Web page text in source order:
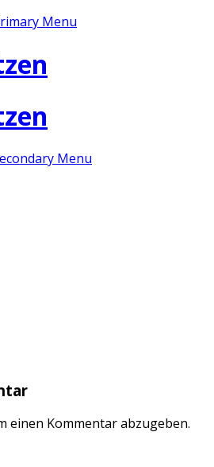
Menu
Menu
einen Kommentar abzugeben.